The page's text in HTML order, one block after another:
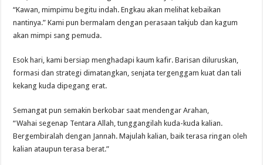
“Kawan, mimpimu begitu indah. Engkau akan melihat kebaikan
nantinya.” Kami pun bermalam dengan perasaan takjub dan kagum
akan mimpi sang pemuda.
Esok hari, kami bersiap menghadapi kaum kafir. Barisan diluruskan,
formasi dan strategi dimatangkan, senjata tergenggam kuat dan tali
kekang kuda dipegang erat.
Semangat pun semakin berkobar saat mendengar Arahan,
“Wahai segenap Tentara Allah, tunggangilah kuda-kuda kalian.
Bergembiralah dengan Jannah. Majulah kalian, baik terasa ringan oleh
kalian ataupun terasa berat.”